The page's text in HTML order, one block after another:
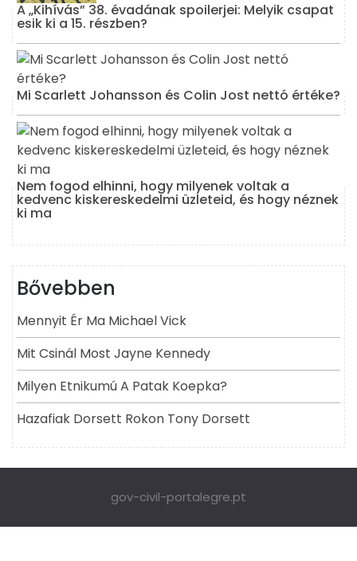
A „Kihívás” 38. évadának spoilerjei: Melyik csapat
esik ki a 15. részben?
Mi Scarlett Johansson és Colin Jost nettó értéke?
Nem fogod elhinni, hogy milyenek voltak a
kedvenc kiskereskedelmi üzleteid, és hogy néznek
ki ma
Bővebben
Mennyit Ér Ma Michael Vick
Mit Csinál Most Jayne Kennedy
Milyen Etnikumú A Patak Koepka?
Hazafiak Dorsett Rokon Tony Dorsett
gov-civil-portalegre.pt